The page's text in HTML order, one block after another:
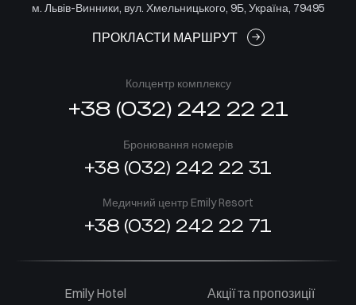
м. Львів-Винники, вул. Хмельницького, 9Б, Україна, 79495
ПРОКЛАСТИ МАРШРУТ
Колцентр комплексу
+38 (032) 242 22 21
Бронювання номерів
+38 (032) 242 22 31
Медичний центр Emily Resort
+38 (032) 242 22 71
Emily Hotel Акції та пропозиції